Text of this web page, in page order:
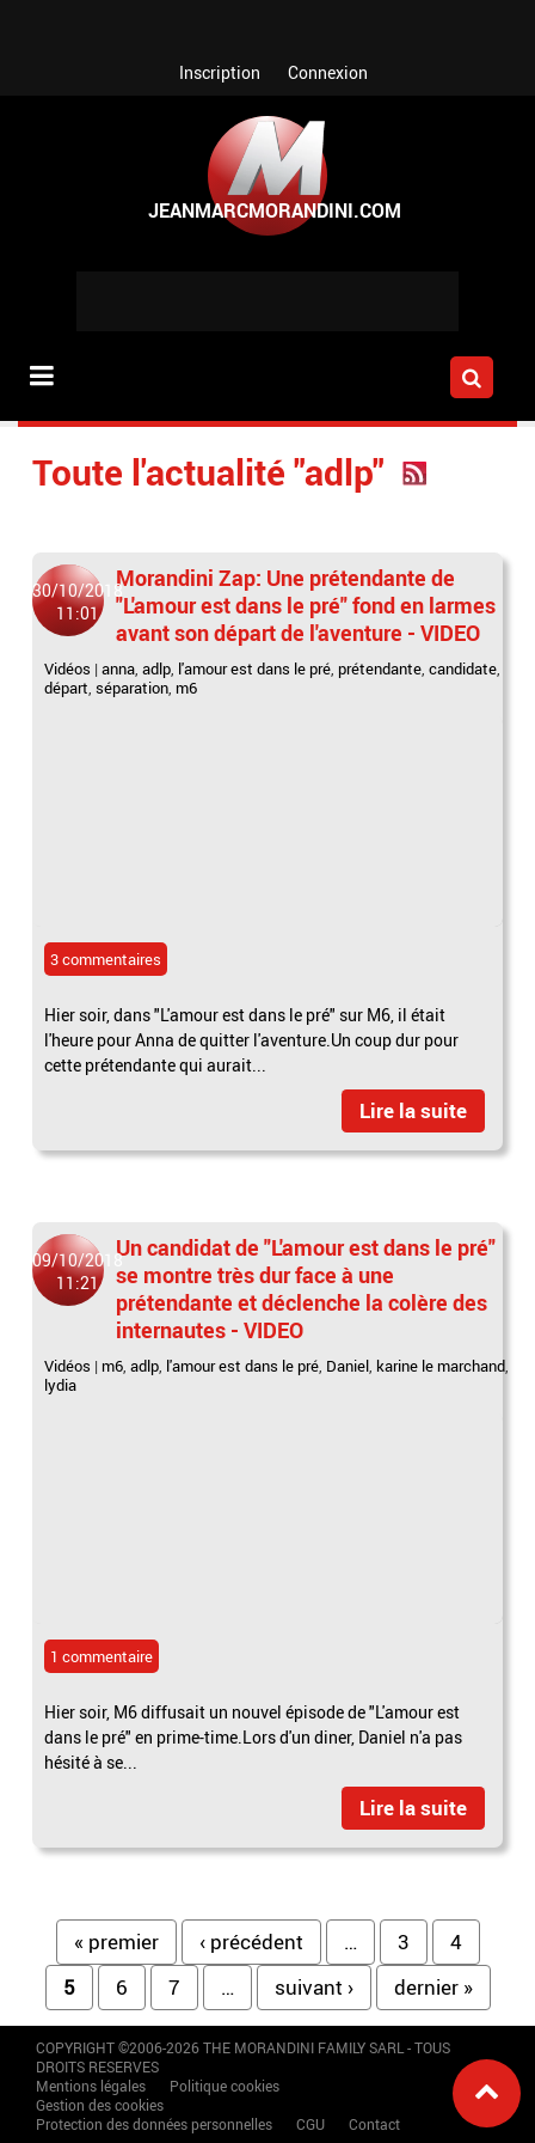
Inscription Connexion
Toute l'actualité "adlp"
30/10/2018
11:01
Morandini Zap: Une prétendante de
"L'amour est dans le pré" fond en larmes
avant son départ de l'aventure - VIDEO
Vidéos |anna,adlp, l'amour est dans le pré, prétendante,candidate,
départ,séparation, m6
3 commentaires
Hier soir, dans "L'amour est dans le pré" sur M6, il était
l'heure pour Anna de quitter l'aventure.Un coup dur pour
cette prétendante qui aurait...
Lire la suite
09/10/2018
11:21
Un candidat de "L'amour est dans le pré"
se montre très dur face à une
prétendante et déclenche la colère des
internautes - VIDEO
Vidéos | m6,adlp, l'amour est dans le pré, Daniel, karine le marchand,
lydia
1 commentaire
Hier soir, M6 diffusait un nouvel épisode de "L'amour est
dans le pré" en prime-time.Lors d'un diner, Daniel n'a pas
hésité à se...
Lire la suite
Pages
« premier ‹ précédent … 3
4
5
6 7 … suivant › dernier »
COPYRIGHT ©2006-2026 THE MORANDINI FAMILY SARL - TOUS
DROITS RESERVES
Mentions légales
Politique cookies
Gestion des cookies
Protection des données personnelles
CGU Contact